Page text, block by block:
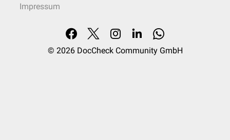
Impressum
© 2026 DocCheck Community GmbH